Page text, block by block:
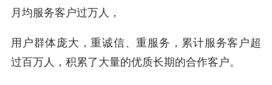
月均服务客户过万人，
用户群体庞大，重诚信、重服务，累计服务客户超
过百万人，积累了大量的优质长期的合作客户。